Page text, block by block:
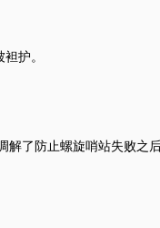
护。
了防止螺旋哨站失败之